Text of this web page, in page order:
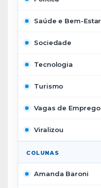
Saúde e Bem-Estar
Sociedade
Tecnologia
Turismo
Vagas de Emprego
Viralizou
COLUNAS
Amanda Baroni